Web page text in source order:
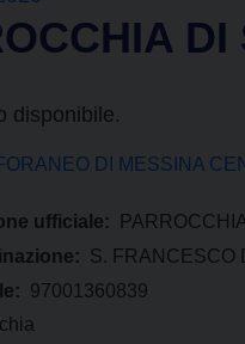
DI
disponibile.
DI MESSINA
ufficiale:
S. FRANCESCO
97001360839